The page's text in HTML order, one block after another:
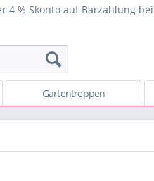
4 % Skonto auf Barzahlung
Gartentreppen